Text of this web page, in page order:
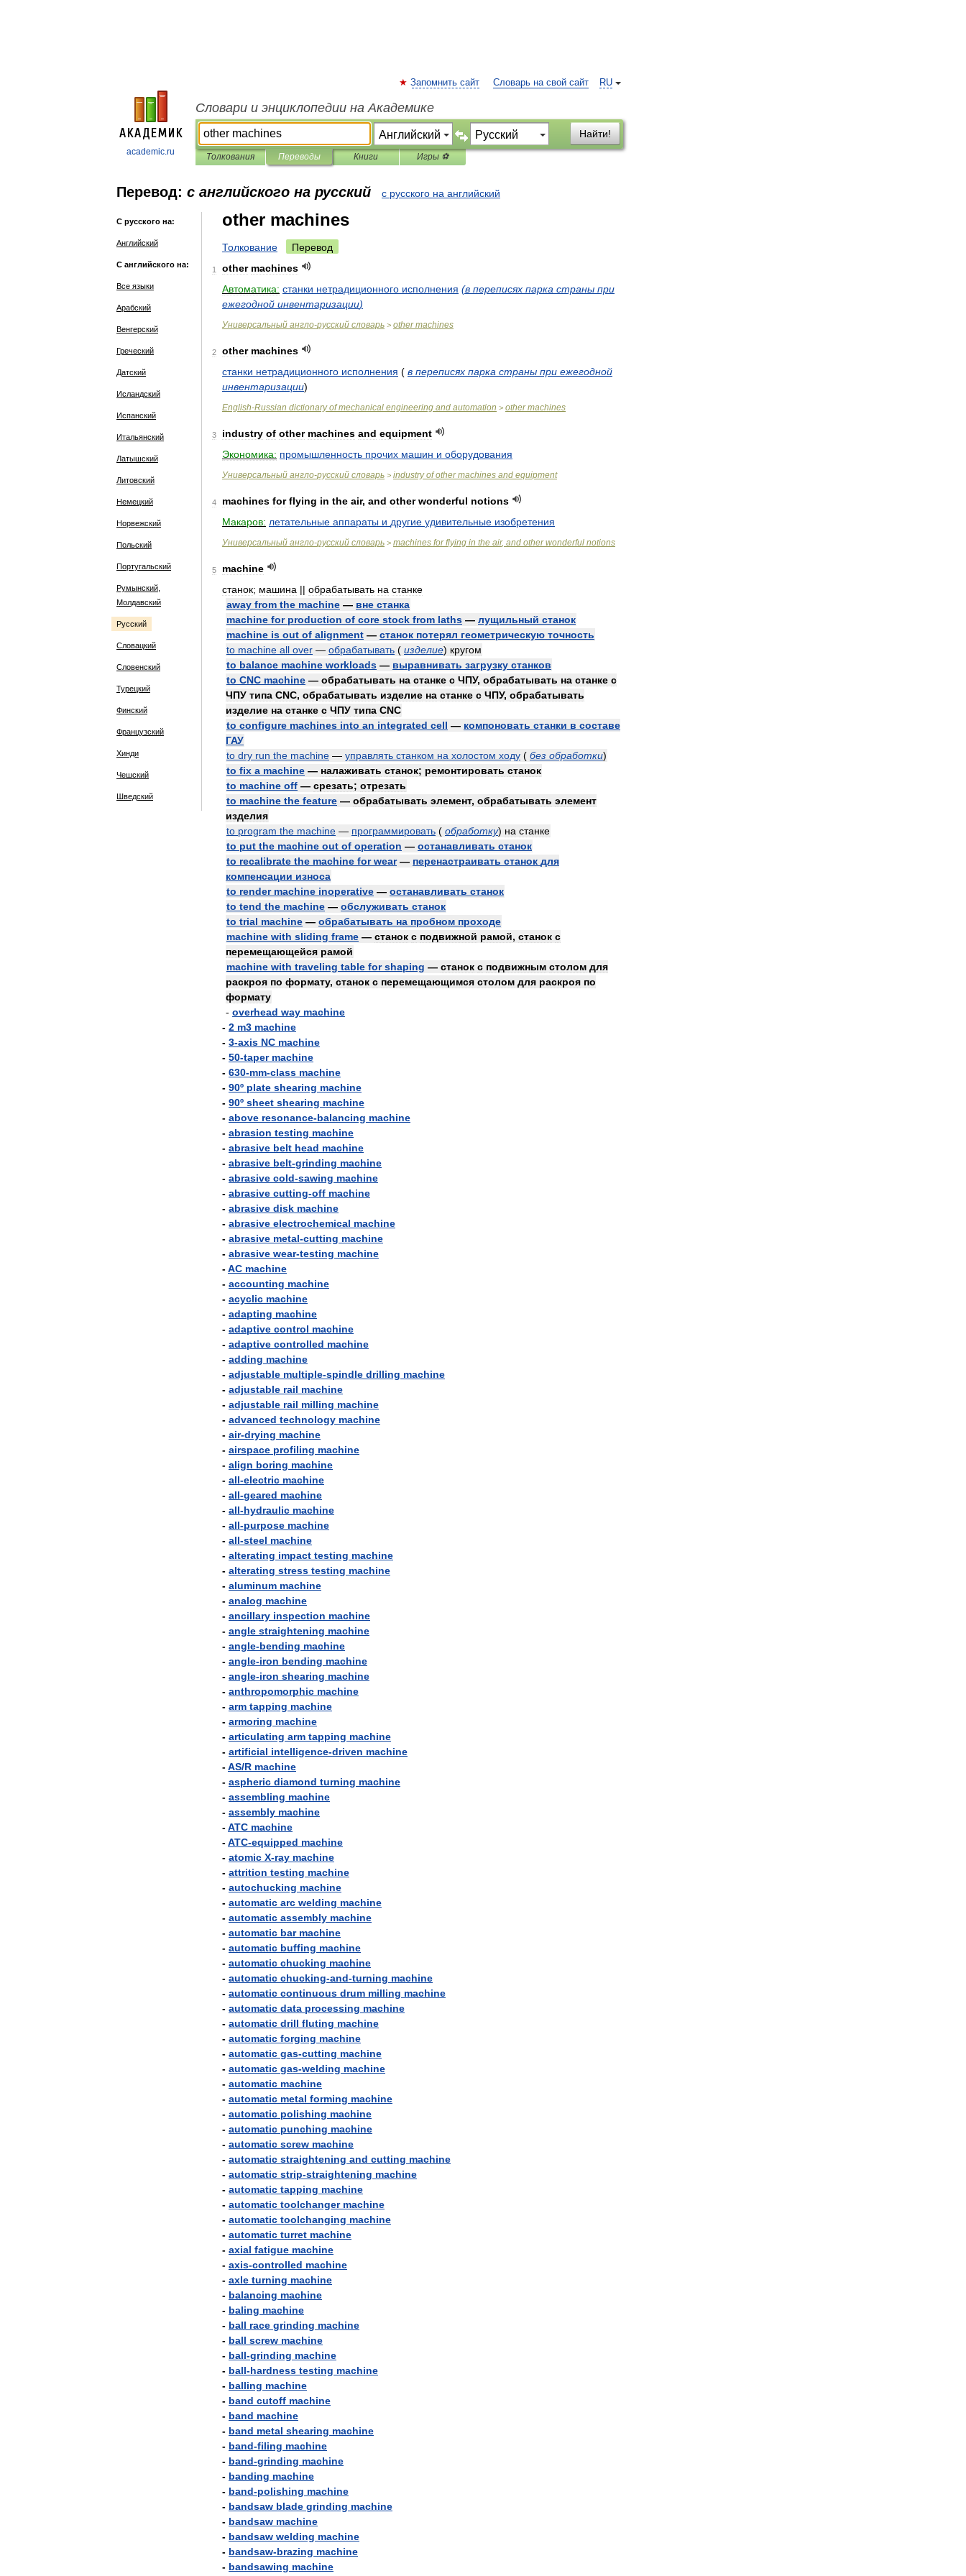
academic.ru
RU
Запомнить сайт Словарь на свой сайт
Словари и энциклопедии на Академике
Найти!
Толкования Переводы Книги Игры ⚽
Перевод: с английского на русский с русского на английский
С русского на:
Английский
С английского на:
Все языки
Арабский
Венгерский
Греческий
Датский
Исландский
Испанский
Итальянский
Латышский
Литовский
Немецкий
Норвежский
Польский
Португальский
Румынский,
Молдавский
Русский
Словацкий
Словенский
Турецкий
Финский
Французский
Хинди
Чешский
Шведский
other machines
Толкование Перевод
1 other machines
Автоматика: станки нетрадиционного исполнения (в переписях парка страны при
ежегодной инвентаризации)
Универсальный англо-русский словарь > other machines
2 other machines
станки нетрадиционного исполнения ( в переписях парка страны при ежегодной
инвентаризации)
English-Russian dictionary of mechanical engineering and automation > other machines
3 industry of other machines and equipment
Экономика: промышленность прочих машин и оборудования
Универсальный англо-русский словарь > industry of other machines and equipment
4 machines for flying in the air, and other wonderful notions
Макаров: летательные аппараты и другие удивительные изобретения
Универсальный англо-русский словарь > machines for flying in the air, and other wonderful notions
5
machine
станок; машина || обрабатывать на станке
away from the machine — вне станка
machine for production of core stock from laths — лущильный станок
machine is out of alignment — станок потерял геометрическую точность
to machine all over — обрабатывать ( изделие) кругом
to balance machine workloads — выравнивать загрузку станков
to CNC machine — обрабатывать на станке с ЧПУ, обрабатывать на станке с
ЧПУ типа CNC, обрабатывать изделие на станке с ЧПУ, обрабатывать
изделие на станке с ЧПУ типа CNC
to configure machines into an integrated cell — компоновать станки в составе
ГАУ
to dry run the machine — управлять станком на холостом ходу ( без обработки)
to fix a machine — налаживать станок; ремонтировать станок
to machine off — срезать; отрезать
to machine the feature — обрабатывать элемент, обрабатывать элемент
изделия
to program the machine — программировать ( обработку) на станке
to put the machine out of operation — останавливать станок
to recalibrate the machine for wear— перенастраивать станок для
компенсации износа
to render machine inoperative — останавливать станок
to tend the machine — обслуживать станок
to trial machine — обрабатывать на пробном проходе
machine with sliding frame — станок с подвижной рамой, станок с
перемещающейся рамой
machine with traveling table for shaping — станок с подвижным столом для
раскроя по формату, станок с перемещающимся столом для раскроя по
формату
- overhead way machine
- 2 m3 machine
- 3-axis NC machine
- 50-taper machine
- 630-mm-class machine
- 90º plate shearing machine
- 90º sheet shearing machine
- above resonance-balancing machine
- abrasion testing machine
- abrasive belt head machine
- abrasive belt-grinding machine
- abrasive cold-sawing machine
- abrasive cutting-off machine
- abrasive disk machine
- abrasive electrochemical machine
- abrasive metal-cutting machine
- abrasive wear-testing machine
-AC machine
- accounting machine
- acyclic machine
- adapting machine
- adaptive control machine
- adaptive controlled machine
- adding machine
- adjustable multiple-spindle drilling machine
- adjustable rail machine
- adjustable rail milling machine
- advanced technology machine
- air-drying machine
- airspace profiling machine
- align boring machine
- all-electric machine
- all-geared machine
- all-hydraulic machine
- all-purpose machine
- all-steel machine
- alterating impact testing machine
- alterating stress testing machine
- aluminum machine
- analog machine
- ancillary inspection machine
- angle straightening machine
- angle-bending machine
- angle-iron bending machine
- angle-iron shearing machine
- anthropomorphic machine
- arm tapping machine
- armoring machine
- articulating arm tapping machine
- artificial intelligence-driven machine
-AS/R machine
- aspheric diamond turning machine
- assembling machine
- assembly machine
-ATC machine
-ATC-equipped machine
- atomic X-ray machine
- attrition testing machine
- autochucking machine
- automatic arc welding machine
- automatic assembly machine
- automatic bar machine
- automatic buffing machine
- automatic chucking machine
- automatic chucking-and-turning machine
- automatic continuous drum milling machine
- automatic data processing machine
- automatic drill fluting machine
- automatic forging machine
- automatic gas-cutting machine
- automatic gas-welding machine
- automatic machine
- automatic metal forming machine
- automatic polishing machine
- automatic punching machine
- automatic screw machine
- automatic straightening and cutting machine
- automatic strip-straightening machine
- automatic tapping machine
- automatic toolchanger machine
- automatic toolchanging machine
- automatic turret machine
- axial fatigue machine
- axis-controlled machine
- axle turning machine
- balancing machine
- baling machine
- ball race grinding machine
- ball screw machine
- ball-grinding machine
- ball-hardness testing machine
- balling machine
- band cutoff machine
- band machine
- band metal shearing machine
- band-filing machine
- band-grinding machine
- banding machine
- band-polishing machine
- bandsaw blade grinding machine
- bandsaw machine
- bandsaw welding machine
- bandsaw-brazing machine
- bandsawing machine